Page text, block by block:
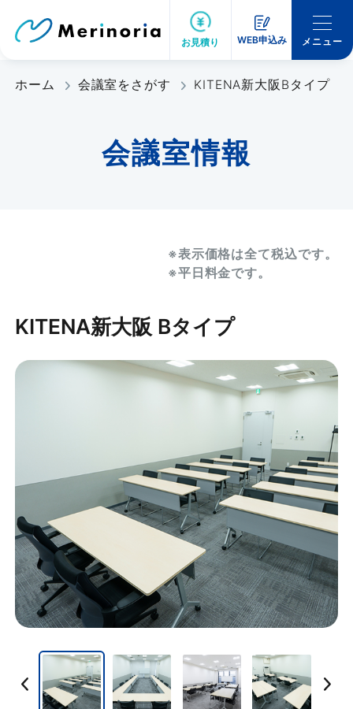
お見積り WEB申込み メニュー
ホーム 会議室をさがす KITENA新大阪Bタイプ
会議室情報
※表示価格は全て税込です。
※平日料金です。
KITENA新大阪 Bタイプ